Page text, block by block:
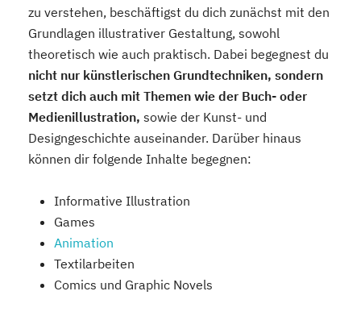
zu verstehen, beschäftigst du dich zunächst mit den
Grundlagen illustrativer Gestaltung, sowohl
theoretisch wie auch praktisch. Dabei begegnest du
nicht nur künstlerischen Grundtechniken, sondern
setzt dich auch mit Themen wie der Buch- oder
Medienillustration, sowie der Kunst- und
Designgeschichte auseinander. Darüber hinaus
können dir folgende Inhalte begegnen:
Informative Illustration
Games
Animation
Textilarbeiten
Comics und Graphic Novels